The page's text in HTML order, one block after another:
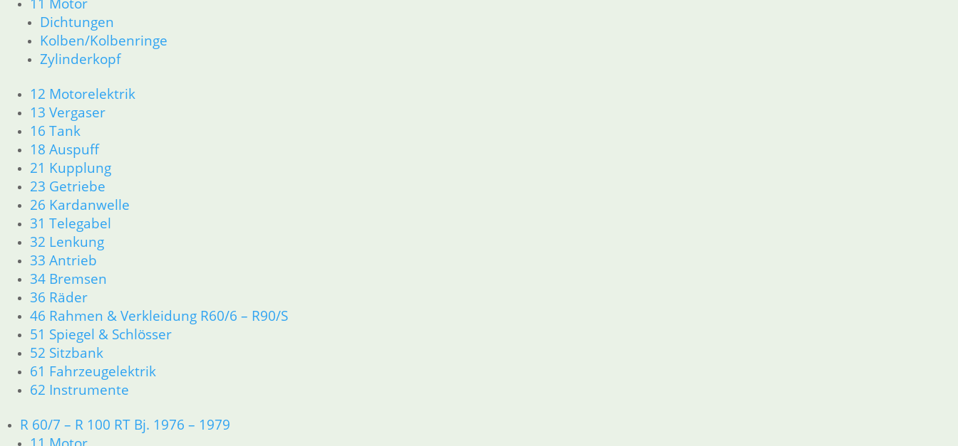
Dichtungen
Kolben/Kolbenringe
Zylinderkopf
12 Motorelektrik
13 Vergaser
16 Tank
18 Auspuff
21 Kupplung
23 Getriebe
26 Kardanwelle
31 Telegabel
32 Lenkung
33 Antrieb
34 Bremsen
36 Räder
46 Rahmen & Verkleidung R60/6 – R90/S
51 Spiegel & Schlösser
52 Sitzbank
61 Fahrzeugelektrik
62 Instrumente
R 60/7 – R 100 RT Bj. 1976 – 1979
0,00
Artikelnummer: 1242996X
inkl. MwSt.
In den Warenkorb
115,00
Artikelnummer: 1242992
inkl. MwSt.
zzgl.Versandkosten
In den Warenkorb
3
Shop
Ersatzteile nach Modell
K-Modell
Dichtungen